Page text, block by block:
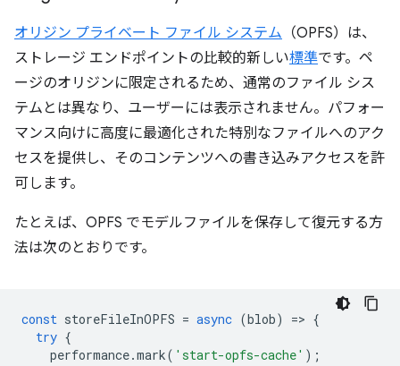
オリジン プライベート ファイル システム （OPFS）は、
ストレージ エンドポイントの比較的新しい標準です。ペ
ージのオリジンに限定されるため、通常のファイル シス
テムとは異なり、ユーザーには表示されません。パフォー
マンス向けに高度に最適化された特別なファイルへのアク
セスを提供し、そのコンテンツへの書き込みアクセスを許
可します。
たとえば、OPFS でモデルファイルを保存して復元する方
法は次のとおりです。
const storeFileInOPFS = async (blob) => {
try {
performance.mark( 'start-opfs-cache' );